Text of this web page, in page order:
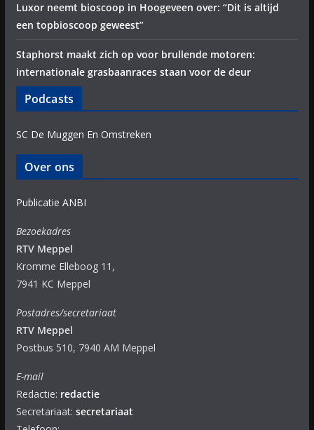
Luxor neemt bioscoop in Hoogeveen over: “Dit is altijd
een topbioscoop geweest”
Staphorst maakt zich op voor brullende motoren:
internationale grasbaanraces staan voor de deur
Podcasts
SC De Muggen En Omstreken
Over ons
Publicatie ANBI
Bezoekadres
RTV Meppel
Kromme Elleboog 11,
7941 KC Meppel
Postadres/secretariaat
RTV Meppel
Postbus 510, 7940 AM Meppel
E-mail
Redactie: redactie
Secretariaat: secretariaat